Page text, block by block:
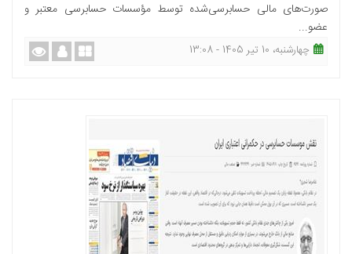
صورت‌های مالی حسابرسی‌شده توسط مؤسسات حسابرسی معتبر و
عضو...
چهارشنبه، 10 تیر 1405 - 13:08